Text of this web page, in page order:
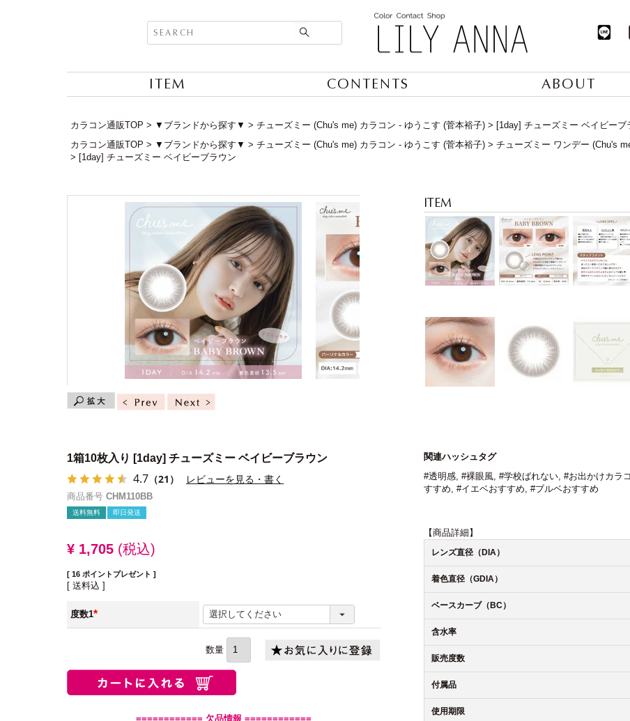
ITEM CONTENTS ABOUT
カラコン通販TOP ▼ブランドから探す▼ チューズミー (Chu's me) カラコン - ゆうこす (菅本裕子)
[1day] チューズミー ベイビーブ
カラコン通販TOP
▼ブランドから探す▼ チューズミー (Chu's me) カラコン - ゆうこす (菅本裕子)
チューズミー ワンデー (Chu's
[1day] チューズミー ベイビーブラウン
1箱10枚入り [1day] チューズミー ベイビーブラウン
4.7 （21） レビューを見る・書く
商品番号 CHM110BB
送料無料 即日発送
¥ 1,705 税込
[ 16 ポイントプレゼント ]
送料込
度数1
(必
============ 欠品情報 ============
関連ハッシュタグ
#透明感, #裸眼風, #学校ばれない, #お出かけカラ
すすめ, #イエベおすすめ, #ブルベおすすめ
【商品詳細】
レンズ直径（DIA）
着色直径（GDIA）
ベースカーブ（BC）
含水率
販売度数
付属品
使用期限